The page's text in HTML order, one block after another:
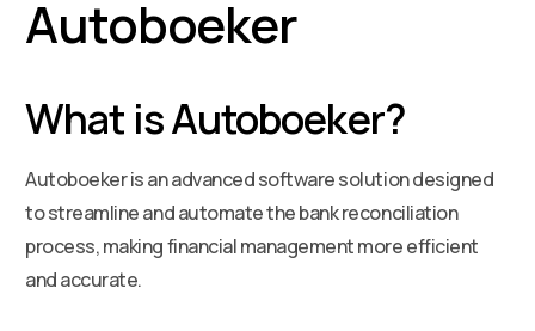
Autoboeker
What is Autoboeker?
Autoboeker is an advanced software solution designed
to streamline and automate the bank reconciliation
process, making financial management more efficient
and accurate.